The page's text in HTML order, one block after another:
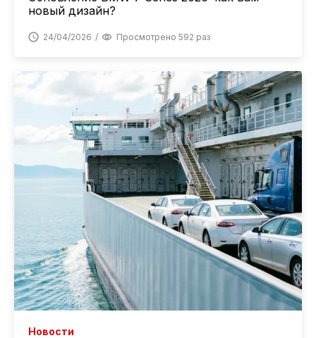
новый дизайн?
24/04/2026 Просмотрено 592 раз
Новости